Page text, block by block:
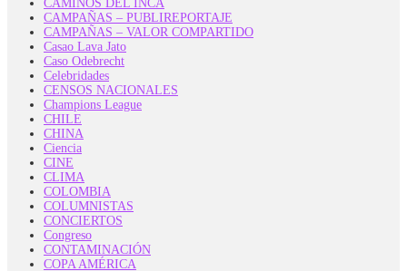
CAMINOS DEL INCA
CAMPAÑAS – PUBLIREPORTAJE
CAMPAÑAS – VALOR COMPARTIDO
Casao Lava Jato
Caso Odebrecht
Celebridades
CENSOS NACIONALES
Champions League
CHILE
CHINA
Ciencia
CINE
CLIMA
COLOMBIA
COLUMNISTAS
CONCIERTOS
Congreso
CONTAMINACIÓN
COPA AMÉRICA